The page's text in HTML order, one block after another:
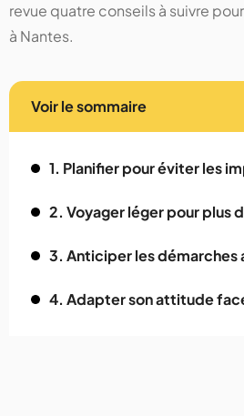
revue quatre conseils à suivre
à Nantes.
Voir le sommaire
1. Planifier pour éviter les
2. Voyager léger pour plus
3. Anticiper les démarches
4. Adapter son attitude